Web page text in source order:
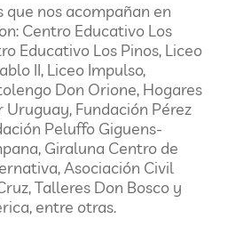
que nos acompañan en
Centro Educativo Los
Educativo Los Pinos, Liceo
II, Liceo Impulso,
Don Orione, Hogares
Uruguay, Fundación Pérez
Peluffo Giguens-
Giraluna Centro de
Asociación Civil
Talleres Don Bosco y
entre otras.